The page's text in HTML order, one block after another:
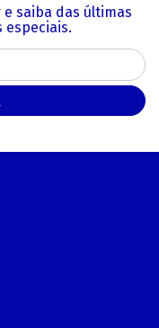
saiba das últimas
especiais.